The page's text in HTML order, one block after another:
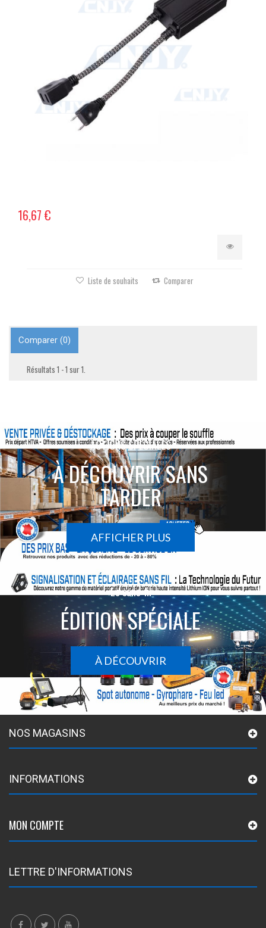
16,67 €
Liste de souhaits Comparer
Comparer (0)
Résultats 1 - 1 sur 1.
ACTIONS SPÉCIALES
À DÉCOUVRIR SANS
TARDER
AFFICHER PLUS
Le sans-fil
ÉDITION SPÉCIALE
À DÉCOUVRIR
NOS MAGASINS
INFORMATIONS
MON COMPTE
LETTRE D'INFORMATIONS